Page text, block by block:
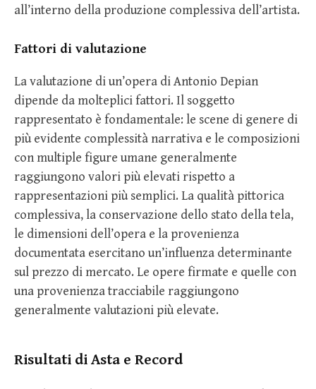
all’interno della produzione complessiva dell’artista.
Fattori di valutazione
La valutazione di un’opera di Antonio Depian
dipende da molteplici fattori. Il soggetto
rappresentato è fondamentale: le scene di genere di
più evidente complessità narrativa e le composizioni
con multiple figure umane generalmente
raggiungono valori più elevati rispetto a
rappresentazioni più semplici. La qualità pittorica
complessiva, la conservazione dello stato della tela,
le dimensioni dell’opera e la provenienza
documentata esercitano un’influenza determinante
sul prezzo di mercato. Le opere firmate e quelle con
una provenienza tracciabile raggiungono
generalmente valutazioni più elevate.
Risultati di Asta e Record